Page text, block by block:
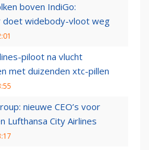
boven IndiGo:
doet widebody-vloot weg
piloot na vlucht
met duizenden xtc-pillen
nieuwe CEO’s voor
Lufthansa City Airlines